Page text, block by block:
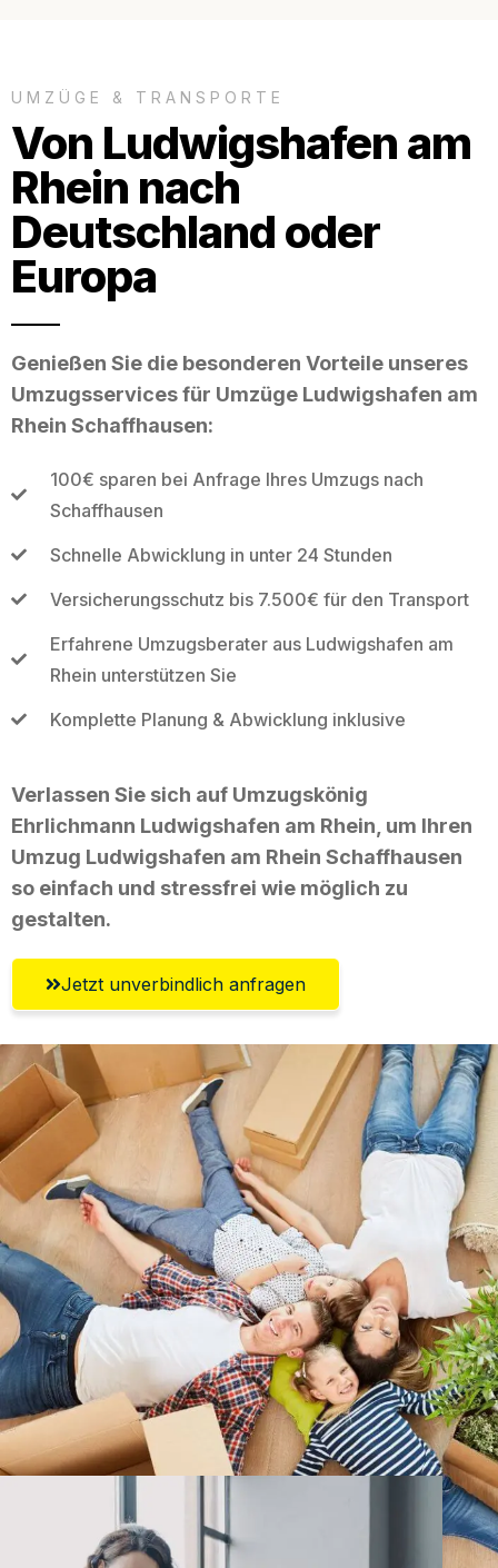
UMZÜGE & TRANSPORTE
Von Ludwigshafen am
Rhein nach
Deutschland oder
Europa
Genießen Sie die besonderen Vorteile unseres
Umzugsservices für Umzüge Ludwigshafen am
Rhein Schaffhausen:
100€ sparen bei Anfrage Ihres Umzugs nach
Schaffhausen
Schnelle Abwicklung in unter 24 Stunden
Versicherungsschutz bis 7.500€ für den Transport
Erfahrene Umzugsberater aus Ludwigshafen am
Rhein unterstützen Sie
Komplette Planung & Abwicklung inklusive
Verlassen Sie sich auf Umzugskönig
Ehrlichmann Ludwigshafen am Rhein, um Ihren
Umzug Ludwigshafen am Rhein Schaffhausen
so einfach und stressfrei wie möglich zu
gestalten.
Jetzt unverbindlich anfragen